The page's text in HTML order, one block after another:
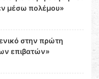
μέσω πολέμου»
στην πρώτη
επιβατών»